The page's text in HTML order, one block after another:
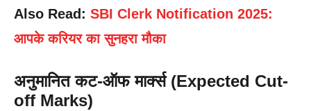
Also Read: SBI Clerk Notification 2025:
आपके करियर का सुनहरा मौका
अनुमानित कट-ऑफ मार्क्स (Expected Cut-
off Marks)